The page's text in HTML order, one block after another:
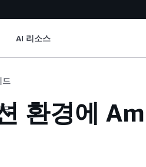
AI 리소스
드
드
환경에